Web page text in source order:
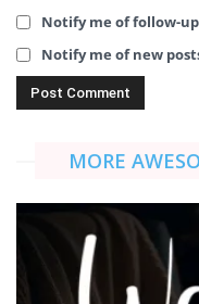
Notify me of follow-
Notify me of new
MORE